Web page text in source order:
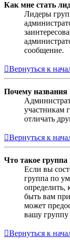
Как мне стать
Лидеры
сообщение.
Вернуться к
Почему названия
участникам
отличать
Вернуться к
Что такое
Если вы
группа по
определить,
быть вам
может
вашу
Вернуться к